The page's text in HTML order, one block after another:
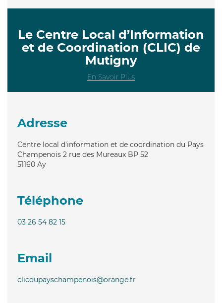
Le Centre Local d’Information
et de Coordination (CLIC) de
Mutigny
En Savoir Plus
Adresse
Centre local d'information et de coordination du Pays
Champenois 2 rue des Mureaux BP 52
51160 Ay
Téléphone
03 26 54 82 15
Email
clicdupayschampenois@orange.fr